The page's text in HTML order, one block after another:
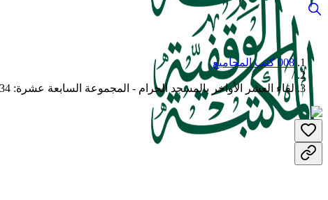
008 كتب المجاميع
/
لقاء العشر الأواخر بالمسجد الحرام - المجموعة السابعة عشرة: 1434 هـ = 234-244 - المجلد الأول